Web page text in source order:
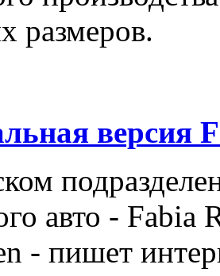
размеров.
версия
авто - Fabia
- пишет